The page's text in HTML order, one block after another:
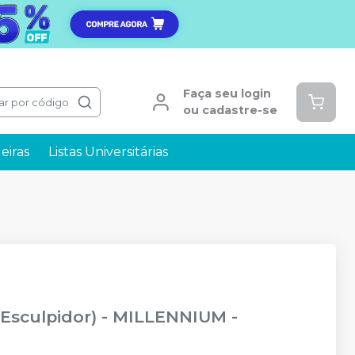
por código
Faça seu login
ou cadastre-se
Listas Universitárias
- MILLENNIUM -